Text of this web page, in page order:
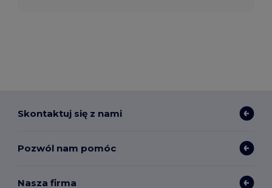
Skontaktuj się z nami
Pozwól nam pomóc
Nasza firma